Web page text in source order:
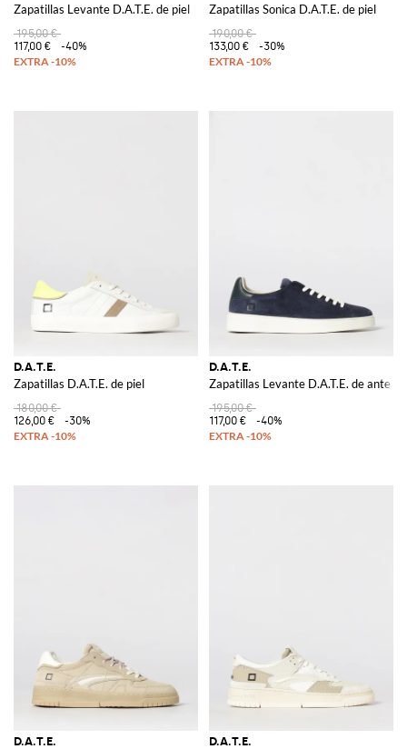
Zapatillas Levante D.A.T.E. de piel
195,00 €
117,00 €
-40%
Zapatillas Sonica D.A.T.E. de piel
190,00 €
133,00 €
-30%
D.A.T.E.
Zapatillas D.A.T.E. de piel
180,00 €
126,00 €
-30%
D.A.T.E.
Zapatillas Levante D.A.T.E. de ante
195,00 €
117,00 €
-40%
D.A.T.E. D.A.T.E.